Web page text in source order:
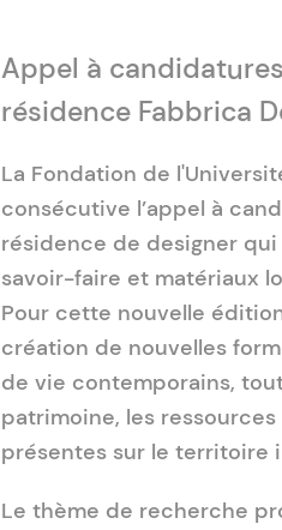
Appel à
résidence Fabbrica
La Fondation de
consécutive l’appel à
résidence de designer
savoir-faire et matériaux
Pour cette nouvelle
création de nouvelles
de vie contemporains,
patrimoine, les
présentes sur le territoire
Le thème de recherche